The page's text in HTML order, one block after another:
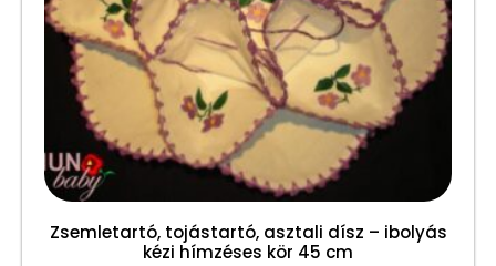
Zsemletartó, tojástartó, asztali dísz – ibolyás
kézi hímzéses kör 45 cm